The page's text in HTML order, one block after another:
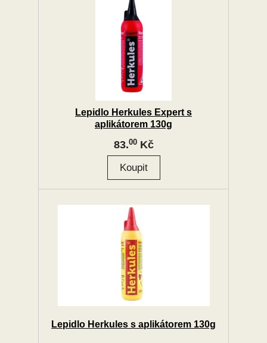
Lepidlo Herkules Expert s
aplikátorem 130g
83.00Kč
Lepidlo Herkules s aplikátorem 130g